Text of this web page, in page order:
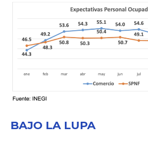
BAJO LA LUPA